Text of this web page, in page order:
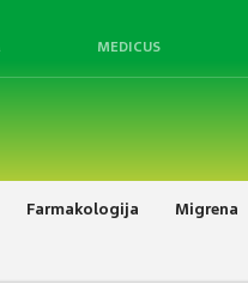
MEDICUS
Farmakologija Migrena